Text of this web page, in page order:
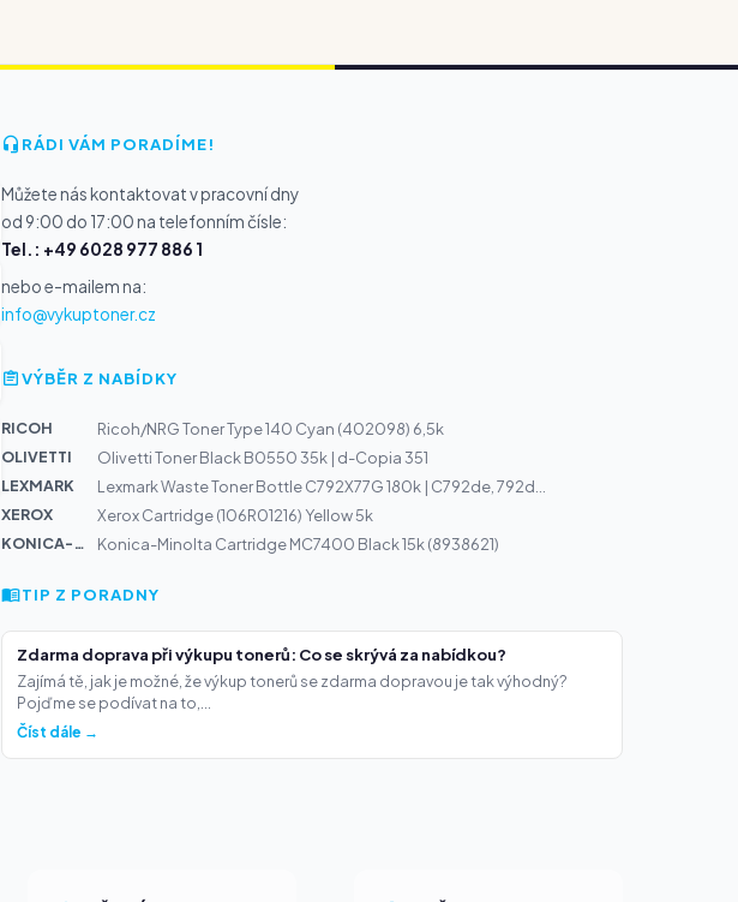
RÁDI VÁM PORADÍME!
Můžete nás kontaktovat v pracovní dny
od 9:00 do 17:00 na telefonním čísle:
Tel.: +49 6028 977 886 1
nebo e-mailem na:
info@vykuptoner.cz
VÝBĚR Z NABÍDKY
RICOH
Ricoh/NRG Toner Type 140 Cyan (402098) 6,5k
OLIVETTI
Olivetti Toner Black B0550 35k | d-Copia 351
LEXMARK
Lexmark Waste Toner Bottle C792X77G 180k | C792de, 792d...
XEROX
Xerox Cartridge (106R01216) Yellow 5k
KONICA-MIN...
Konica-Minolta Cartridge MC7400 Black 15k (8938621)
TIP Z PORADNY
Zdarma doprava při výkupu tonerů: Co se skrývá za nabídkou?
Zajímá tě, jak je možné, že výkup tonerů se zdarma dopravou je tak výhodný?
Pojďme se podívat na to,...
Číst dále →